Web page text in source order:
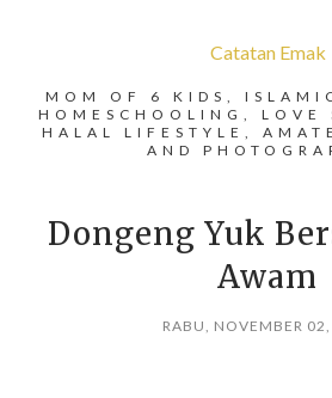
Catatan Emak
MOM OF 6 KIDS,
HOMESCHOOLING, LOVE
HALAL LIFESTYLE,
AND
Dongeng Yuk
Awam
RABU, NOVEMBER